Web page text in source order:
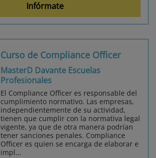
Infórmate
Curso de Compliance Officer
MasterD Davante Escuelas
Profesionales
El Compliance Officer es responsable del
cumplimiento normativo. Las empresas,
independientemente de su actividad,
tienen que cumplir con la normativa legal
vigente, ya que de otra manera podrían
tener sanciones penales. Compliance
Officer es quien se encarga de elaborar e
impl...